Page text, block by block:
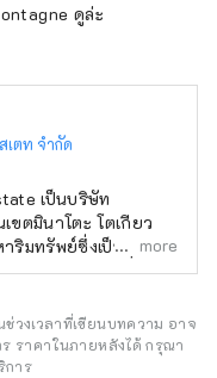
ดูล่ะ
เตท จำกัด
เป็นบริษัท
ตมินาโตะ โตเกียว
ริมทรัพย์ซึ่งเป็นธุรกิจ
รหลากหลายรูปแบบ
งมีธีมว่า “นำ
นน่าภาคภูมิใจของ
ทิงที่สามารถ
more
วงเวลาที่เขียนบทความ อาจ
ราคาในภายหลังได้ กรุณา
การ